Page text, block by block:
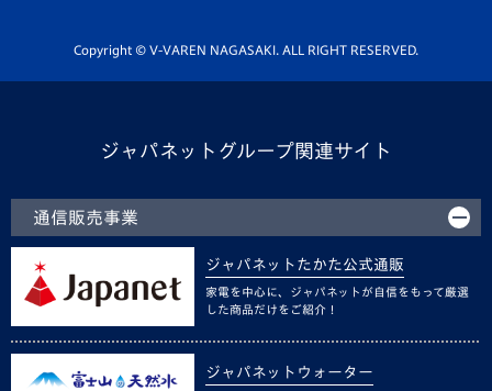
ホームタウン活動
Copyright © V-VAREN NAGASAKI. ALL RIGHT RESERVED.
ジャパネットグループ関連サイト
通信販売事業
ジャパネットたかた公式通販
家電を中心に、ジャパネットが自信をもって厳選
した商品だけをご紹介！
ジャパネットウォーター